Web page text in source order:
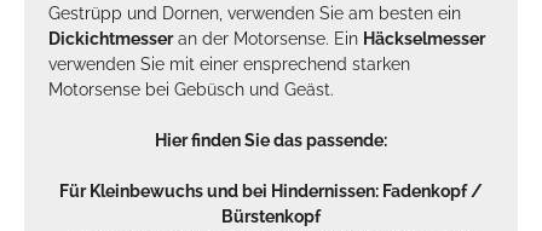
Gestrüpp und Dornen, verwenden Sie am besten ein
Dickichtmesseran der Motorsense. Ein Häckselmesser
verwenden Sie mit einer ensprechend starken
Motorsense bei Gebüsch und Geäst.
Hier finden Sie das passende:
Für Kleinbewuchs und bei Hindernissen: Fadenkopf/
Bürstenkopf